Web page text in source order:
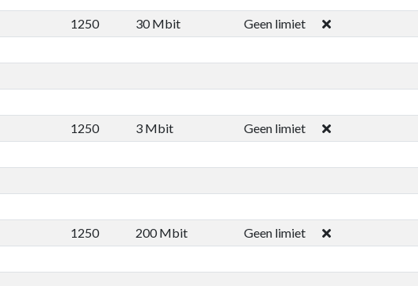
1250 30 Mbit Geen limiet
1250 3 Mbit Geen limiet
1250 200 Mbit Geen limiet